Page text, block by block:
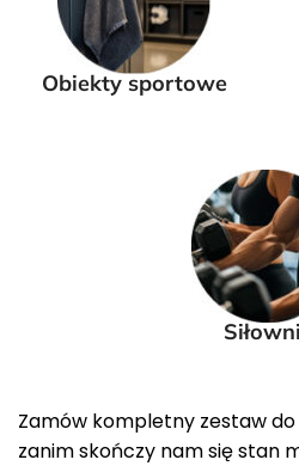
Obiekty sportowe
Zamów kompletny zestaw
zanim skończy nam się stan